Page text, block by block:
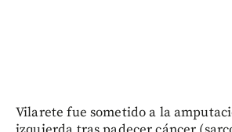
Vilarete fue sometido a la